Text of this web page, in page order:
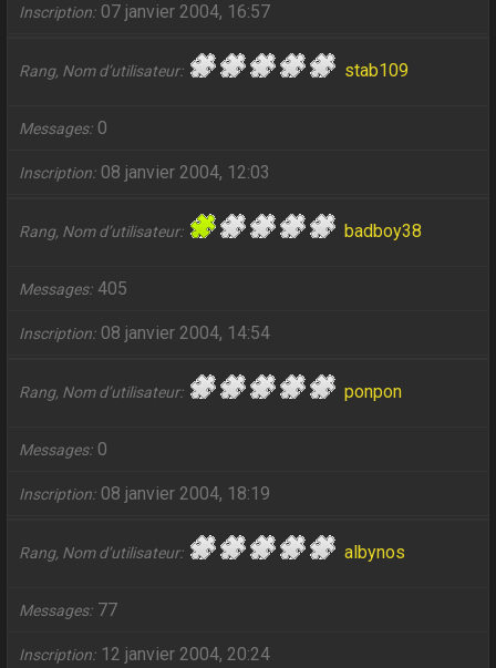
Inscription 07 janvier 2004, 16:57
Rang, Nom d’utilisateur stab109
Messages 0
Inscription 08 janvier 2004, 12:03
Rang, Nom d’utilisateur badboy38
Messages 405
Inscription 08 janvier 2004, 14:54
Rang, Nom d’utilisateur ponpon
Messages 0
Inscription 08 janvier 2004, 18:19
Rang, Nom d’utilisateur albynos
Messages 77
Inscription 12 janvier 2004, 20:24